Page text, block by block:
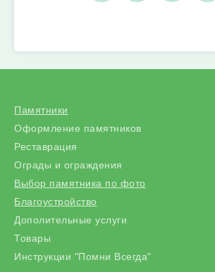
Памятники
Оформление памятников
Реставрация
Ограды и ограждения
Выбор памятника по фото
Благоустройство
Дополительные услуги
Товары
Инструкции "Помни Всегда"